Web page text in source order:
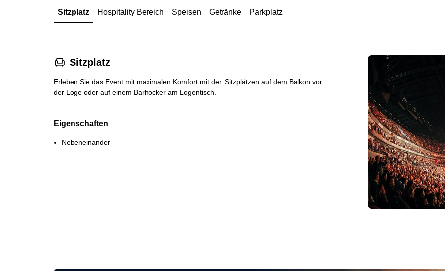
Sitzplatz Hospitality Bereich Speisen Getränke Parkplatz
􁐴 Sitzplatz
Erleben Sie das Event mit maximalen Komfort mit den Sitzplätzen auf dem Balkon vor
der Loge oder auf einem Barhocker am Logentisch.
Eigenschaften
Nebeneinander